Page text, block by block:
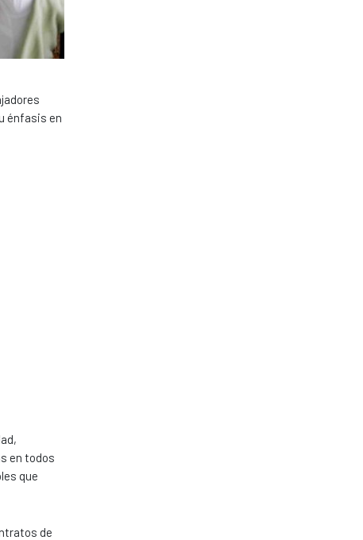
énfasis en
en todos
que
de